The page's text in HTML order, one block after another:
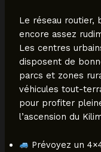
Le réseau routier,
encore assez
Les centres
disposent de
parcs et zones
véhicules tout-
pour profiter
l’ascension du
Prévoyez un